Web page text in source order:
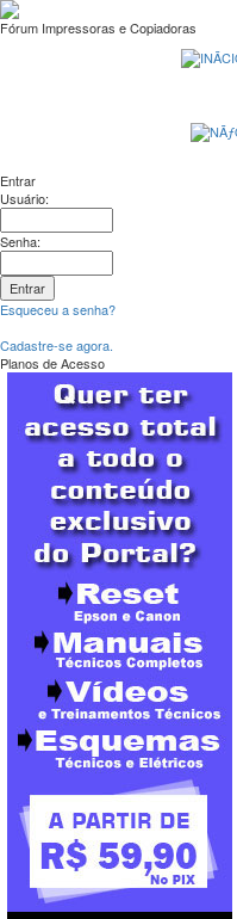
Fórum Impressoras e Copiadoras
Entrar
Usuário:
Senha:
Esqueceu a senha?
Cadastre-se agora.
Planos de Acesso